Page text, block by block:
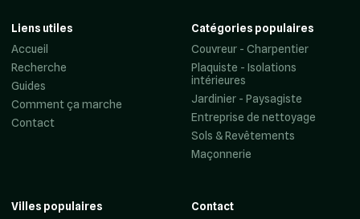
Liens utiles
Accueil
Recherche
Guides
Comment ça marche
Contact
Catégories populaires
Couvreur - Charpentier
Plaquiste - Isolations
intérieures
Jardinier - Paysagiste
Entreprise de nettoyage
Sols & Revêtements
Maçonnerie
Villes populaires
Contact